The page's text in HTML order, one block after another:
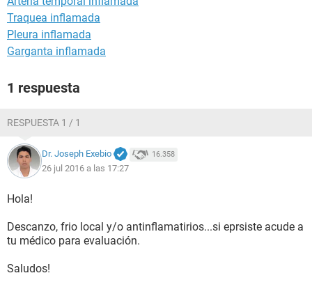
Traquea inflamada
Pleura inflamada
Garganta inflamada
1 respuesta
RESPUESTA 1 / 1
Dr. Joseph Exebio 16.358
26 jul 2016 a las 17:27
Hola!
Descanzo, frio local y/o antinflamatirios...si eprsiste acude a
tu médico para evaluación.
Saludos!